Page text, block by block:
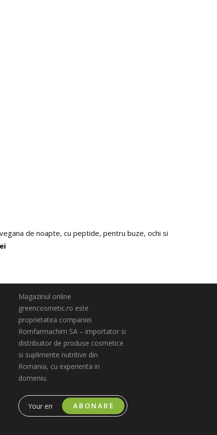
de noapte, cu peptide, pentru buze, ochi si fata,
Magazinul online
greencosmetic.ro este
proprietatea companiei
Romfarmachim SA – importator si
distribuitor de produse cosmetice
si suplimente nutritive din
Romania, cu experienta in
domeniu.
ABONARE